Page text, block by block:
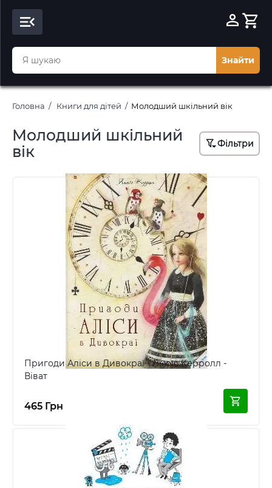
Знайти
Головна Книги для дітей Молодший шкільний вік
Молодший шкільний
вік
Фільтри
Пригоди Аліси в Дивокраї - Льюїс Керролл -
Віват
465 Грн